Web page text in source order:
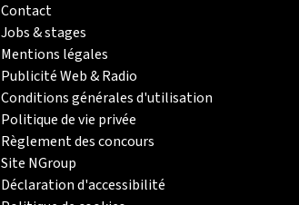
Contact
Jobs & stages
Mentions légales
Publicité Web & Radio
Conditions générales d'utilisation
Politique de vie privée
Règlement des concours
Site NGroup
Déclaration d'accessibilité